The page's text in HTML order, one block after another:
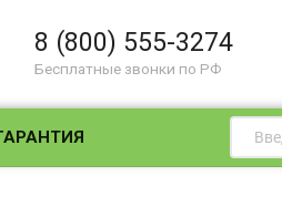
8 (800) 555-3274
Бесплатные звонки по РФ